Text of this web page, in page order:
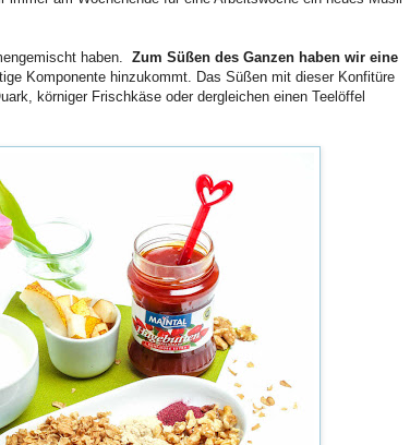
haben. Zum Süßen des Ganzen haben wir eine
Komponente hinzukommt. Das Süßen mit dieser Konfitüre
körniger Frischkäse oder dergleichen einen Teelöffel